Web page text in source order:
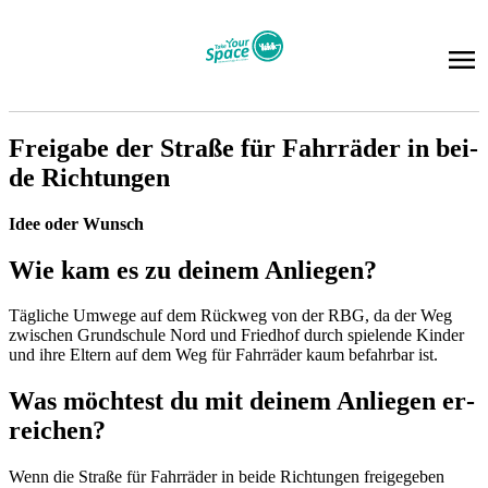
Frei­ga­be der Stra­ße für Fahr­rä­der in bei­
de Rich­tun­gen
Idee oder Wunsch
Wie kam es zu dei­nem An­lie­gen?
Täg­li­che Um­we­ge auf dem Rück­weg von der RBG, da der Weg
zwi­schen Grund­schu­le Nord und Fried­hof durch spie­len­de Kin­der
und ihre El­tern auf dem Weg für Fahr­rä­der kaum be­fahr­bar ist.
Was möch­test du mit dei­nem An­lie­gen er­
rei­chen?
Wenn die Stra­ße für Fahr­rä­der in bei­de Rich­tun­gen frei­ge­ge­ben